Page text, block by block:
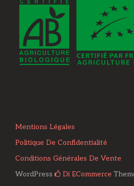
Mentions Légales
Politique De Confidentialité
Conditions Générales De Vente
WordPress
Di ECommerce